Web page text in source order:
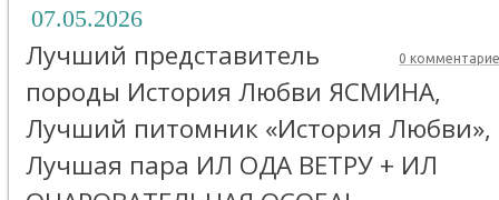
07.05.2026
0
Лучший представитель
породы История Любви ЯСМИНА,
Лучший питомник «История Любви»,
Лучшая пара ИЛ ОДА ВЕТРУ + ИЛ